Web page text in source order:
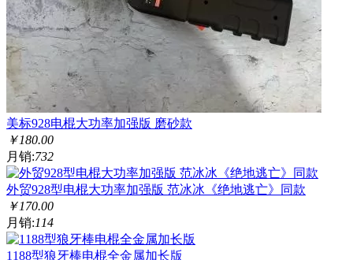
美标928电棍大功率加强版 磨砂款
￥180.00
月销:732
外贸928型电棍大功率加强版 范冰冰《绝地逃亡》同款
￥170.00
月销:114
1188型狼牙棒电棍全金属加长版